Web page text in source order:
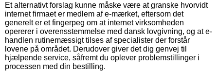
Et alternativt forslag kunne måske være at granske hvorvidt
internet firmaet er medlem af e-mærket, eftersom det
generelt er et fingerpeg om at internet virksomheden
opererer i overensstemmelse med dansk lovgivning, og at e-
handlen rutinemæssigt tilses af specialister der forstår
lovene på området. Derudover giver det dig genvej til
hjælpende service, såfremt du oplever problemstillinger i
processen med din bestilling.